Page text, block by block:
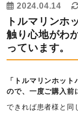
使い方ガイド
読みもの
お知らせ
2024.04.14
トルマリンホ
触り心地がわ
っています。
「トルマリンホッ
ので、一度ご購入前
できれば患者様と同